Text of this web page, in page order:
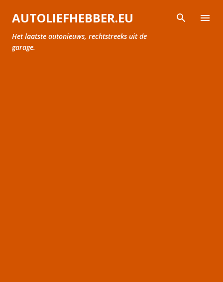
Doorgaan naar hoofdcontent
AUTOLIEFHEBBER.EU
Het laatste autonieuws, rechtstreeks uit de
garage.